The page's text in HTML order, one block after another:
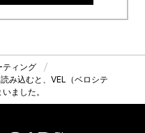
ティング
み込むと、VEL（ベロシテ
ました。